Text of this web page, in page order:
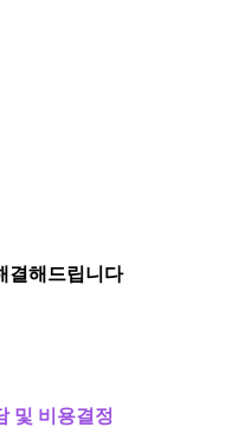
결해드립니다
및 비용결정